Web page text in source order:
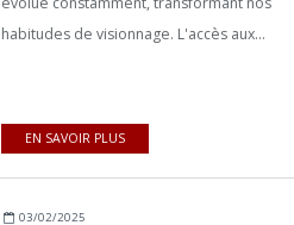
habitudes de visionnage. L'accès aux...
EN SAVOIR PLUS
03/02/2025